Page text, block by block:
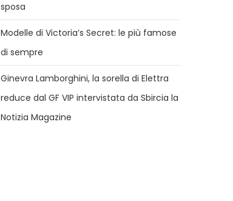
sposa
Modelle di Victoria’s Secret: le più famose
di sempre
Ginevra Lamborghini, la sorella di Elettra
reduce dal GF VIP intervistata da Sbircia la
Notizia Magazine